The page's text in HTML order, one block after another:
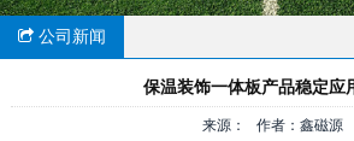
公司新闻
保温装饰一体板产品稳定应
来源： 作者：鑫磁源